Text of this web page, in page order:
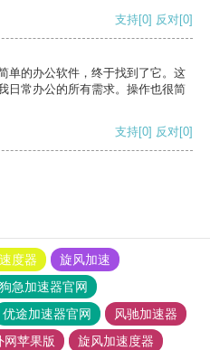
支持[0] 反对[0]
单的办公软件，终于找到了它。这
日常办公的所有需求。操作也很简
支持[0] 反对[0]
度器
旋风加速
狗急加速器官网
优途加速器官网
风驰加速器
网苹果版
旋风加速度器